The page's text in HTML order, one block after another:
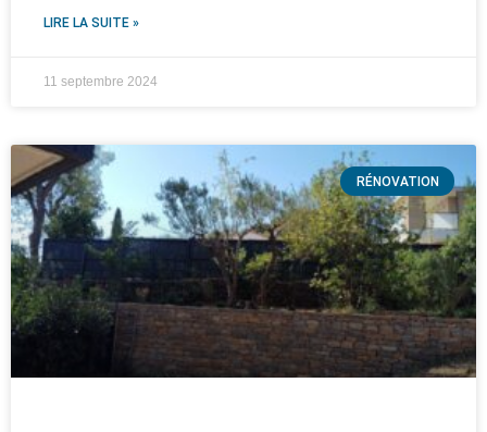
LIRE LA SUITE »
11 septembre 2024
RÉNOVATION